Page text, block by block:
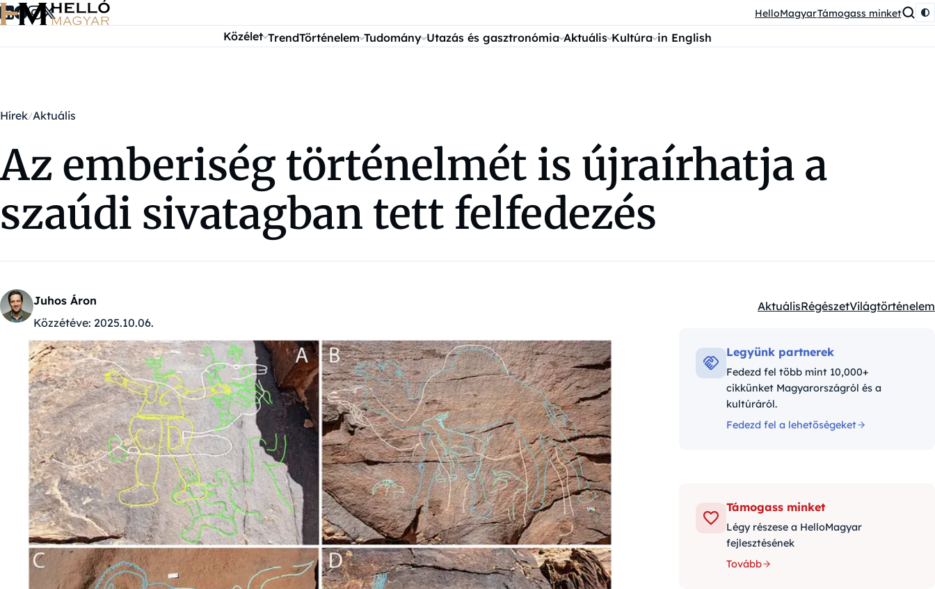
Ugrás a tartalomra HelloMagyarTámogass minket
Közélet TrendTörténelem Tudomány Utazás és gasztronómia Aktuális Kultúra in English
Hírek Aktuális
Az emberiség történelmét is újraírhatja a
szaúdi sivatagban tett felfedezés
Juhos Áron
Közzétéve: 2025.10.06.
Kategóriák:
AktuálisRégészetVilágtörténelem
Legyünk partnerek
Fedezd fel több mint 10,000+
cikkünket Magyarországról és a
kultúráról.
Fedezd fel a lehetőségeket
Támogass minket
Légy részese a HelloMagyar
fejlesztésének
Tovább